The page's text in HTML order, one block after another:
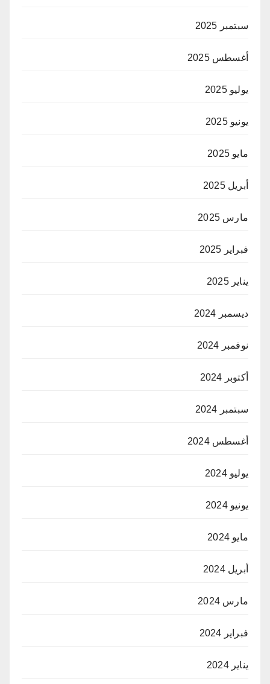
سبتمبر 2025
أغسطس 2025
يوليو 2025
يونيو 2025
مايو 2025
أبريل 2025
مارس 2025
فبراير 2025
يناير 2025
ديسمبر 2024
نوفمبر 2024
أكتوبر 2024
سبتمبر 2024
أغسطس 2024
يوليو 2024
يونيو 2024
مايو 2024
أبريل 2024
مارس 2024
فبراير 2024
يناير 2024